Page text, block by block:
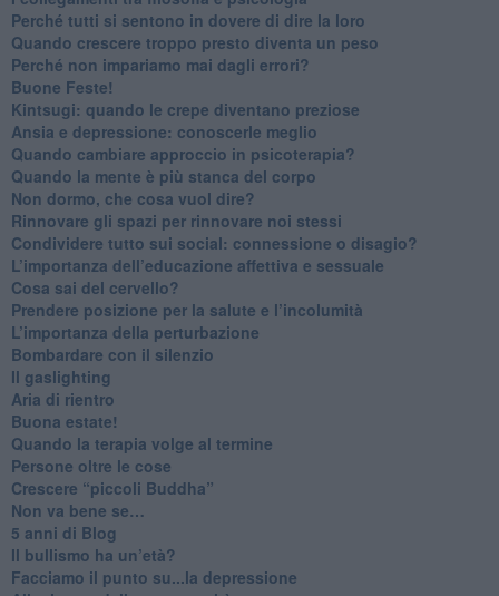
​Perché tutti si sentono in dovere di dire la loro
​Quando crescere troppo presto diventa un peso
​Perché non impariamo mai dagli errori?
​Buone Feste!
​Kintsugi: quando le crepe diventano preziose
Ansia e depressione: conoscerle meglio
Quando cambiare approccio in psicoterapia?
​Quando la mente è più stanca del corpo
Non dormo, che cosa vuol dire?
​Rinnovare gli spazi per rinnovare noi stessi
​Condividere tutto sui social: connessione o disagio?
​L’importanza dell’educazione affettiva e sessuale
​Cosa sai del cervello?
Prendere posizione per la salute e l’incolumità
L’importanza della perturbazione
​Bombardare con il silenzio
Il gaslighting
Aria di rientro
Buona estate!
​Quando la terapia volge al termine
​Persone oltre le cose
​Crescere “piccoli Buddha”
Non va bene se…
​5 anni di Blog
​Il bullismo ha un’età?
Facciamo il punto su...la depressione